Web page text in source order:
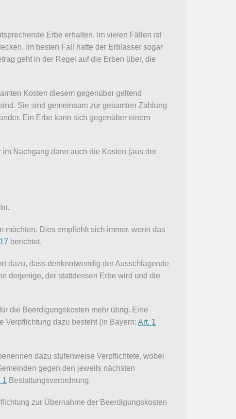
Erbe erhalten. Im vielen Fällen ist
Im besten Fall hatte der Erblasser sogar
geht in der Regel auf die Erben über, die
Kosten diesem gegenüber geltend
Sie sind gemeinsam zur gesamten Zahlung
Ein Erbe kann sich gegenüber einem
Nachgang dann auch die Kosten (aus der
Dies empfiehlt sich immer, wenn das
berichtet.
dazu, dass denknotwendig der Ausschlagende
derjenige, der stattdessen Erbe wird und die
die Beerdigungskosten mehr übrig. Eine
Verpflichtung dazu besteht (in Bayern: Art. 1
dazu stufenweise Verpflichtete, wobei
gegen den jeweils nächsten
1 Bestattungsverordnung.
zur Übernahme der Beerdigungskosten